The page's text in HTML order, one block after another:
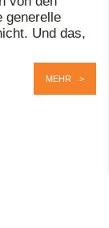
generelle
Und das,
MEHR